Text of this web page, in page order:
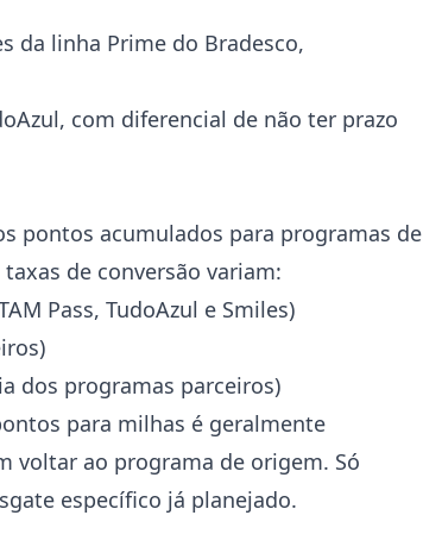
da linha Prime do Bradesco,
com diferencial de não ter prazo
pontos acumulados para programas de
de conversão variam:
Pass, TudoAzul e Smiles)
dos programas parceiros)
para milhas é geralmente
voltar ao programa de origem. Só
específico já planejado.